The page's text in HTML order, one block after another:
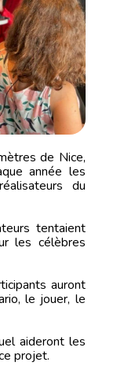
de Nice,
année les
du
tentaient
les célèbres
auront
le jouer, le
aideront les
projet.